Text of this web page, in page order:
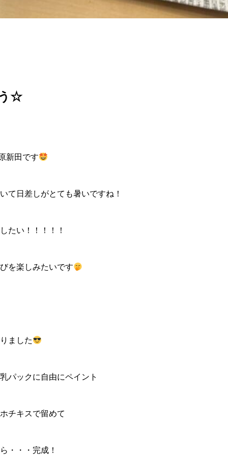
☆
新田です
て日差しがとても暑いですね！
たい！！！！！
を楽しみたいです
ました
パックに自由にペイント
チキスで留めて
・・・完成！